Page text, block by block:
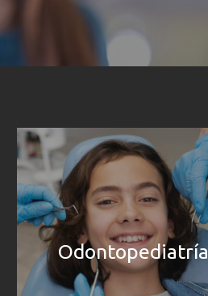
Odontopediatría